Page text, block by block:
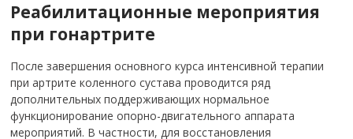
Реабилитационные мероприятия
при гонартрите
После завершения основного курса интенсивной терапии
при артрите коленного сустава проводится ряд
дополнительных поддерживающих нормальное
функционирование опорно-двигательного аппарата
мероприятий. В частности, для восстановления